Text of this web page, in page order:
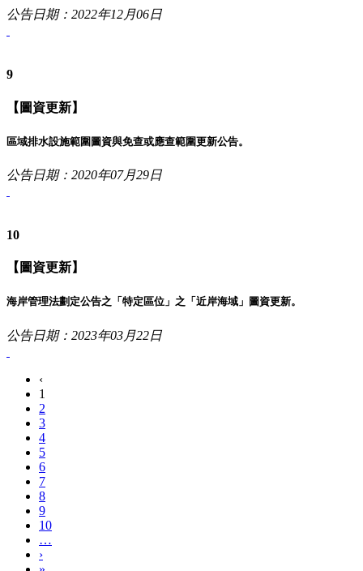
公告日期：2022年12月06日
9
【圖資更新】
區域排水設施範圍圖資與免查或應查範圍更新公告。
公告日期：2020年07月29日
10
【圖資更新】
海岸管理法劃定公告之「特定區位」之「近岸海域」圖資更新。
公告日期：2023年03月22日
‹
1
2
3
4
5
6
7
8
9
10
…
›